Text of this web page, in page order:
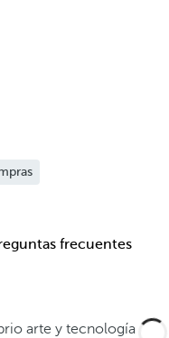
frecuentes
arte y tecnología